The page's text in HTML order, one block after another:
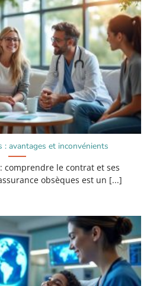
: avantages et inconvénients
comprendre le contrat et ses
obsèques est un [...]